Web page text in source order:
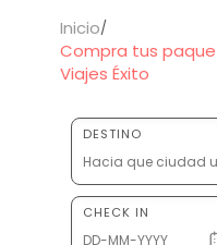
Inicio
Compra tus
Viajes Éxito
DESTINO
CHECK IN